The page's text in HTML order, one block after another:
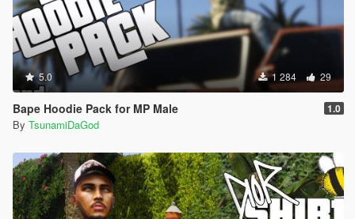
5.0 1 284 29
Bape Hoodie Pack for MP Male 1.0
By TsunamiDaGod